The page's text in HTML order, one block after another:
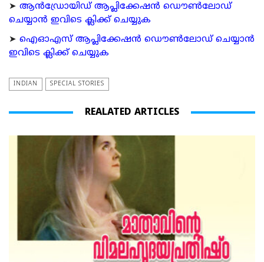
➤ ആന്‍ഡ്രോയിഡ് ആപ്ലിക്കേഷന്‍ ഡൌണ്‍ലോഡ്
ചെയ്യാന്‍ ഇവിടെ ക്ലിക്ക് ചെയ്യുക
➤ ഐഓഎസ് ആപ്ലിക്കേഷന്‍ ഡൌണ്‍ലോഡ് ചെയ്യാന്‍
ഇവിടെ ക്ലിക്ക് ചെയ്യുക
INDIAN SPECIAL STORIES
REALATED ARTICLES